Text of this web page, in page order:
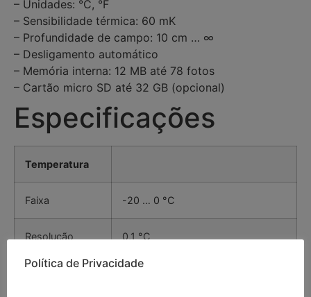
– Unidades: °C, °F
– Sensibilidade térmica: 60 mK
– Profundidade de campo: 10 cm … ∞
– Desligamento automático
– Memória interna: 12 MB até 78 fotos
– Cartão micro SD até 32 GB (opcional)
Especificações
Temperatura
Faixa -20 … 0 °C
Resolução 0,1 °C
Política de Privacidade